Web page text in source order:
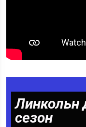
Линкольн
сезон